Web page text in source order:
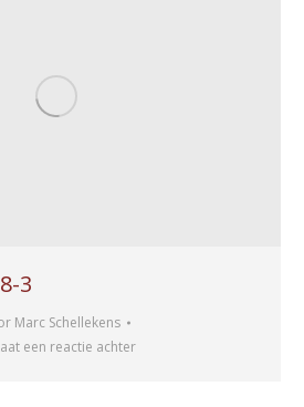
3
Marc Schellekens
een reactie achter